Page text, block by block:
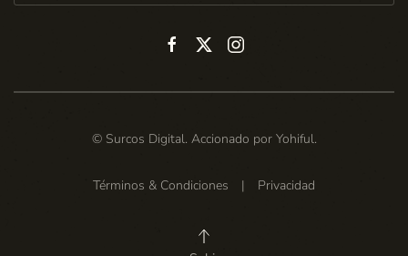
© Surcos Digital. Accionado por Yohiful.
Términos & Condiciones | Privacidad